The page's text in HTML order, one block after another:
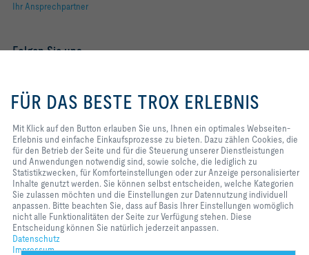
Ihr Ansprechpartner
Folgen Sie uns
FACEBOOK
LINKEDIN
INSTAGRAM
Home Kontakt Impressum AGB
Einkaufsbedingungen
Code of Conduct
Datenschutz Disclaimer 2026 © TROX SE
Sie uns, Ihnen ein optimales
Webseiten-Erlebnis und einfache
zählen Cookies, die für den Betrieb
der Seite und für die Steuerung
unserer Dienstleistungen und
Anwendungen notwendig sind,
sowie solche, die lediglich zu
Statistikzwecken, für
Komforteinstellungen oder zur
Anzeige personalisierter Inhalte
genutzt werden. Sie können selbst
entscheiden, welche Kategorien
Einstellungen zur Datennutzung
FÜR DAS BESTE TROX ERLEBNIS
Mit Klick auf den Button erlauben Sie uns, Ihnen ein optimales Webseiten-
Erlebnis und einfache Einkaufsprozesse zu bieten. Dazu zählen Cookies, die
für den Betrieb der Seite und für die Steuerung unserer Dienstleistungen
und Anwendungen notwendig sind, sowie solche, die lediglich zu
Statistikzwecken, für Komforteinstellungen oder zur Anzeige personalisierter
Inhalte genutzt werden. Sie können selbst entscheiden, welche Kategorien
Sie zulassen möchten und die Einstellungen zur Datennutzung individuell
anpassen. Bitte beachten Sie, dass auf Basis Ihrer Einstellungen womöglich
nicht alle Funktionalitäten der Seite zur Verfügung stehen. Diese
Entscheidung können Sie natürlich jederzeit anpassen.
Datenschutz
Impressum